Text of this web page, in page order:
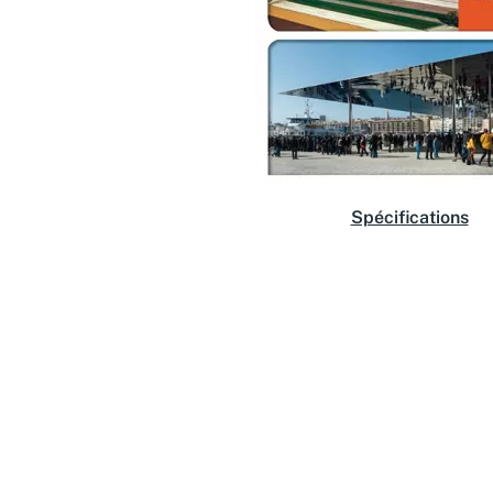
Spécifications